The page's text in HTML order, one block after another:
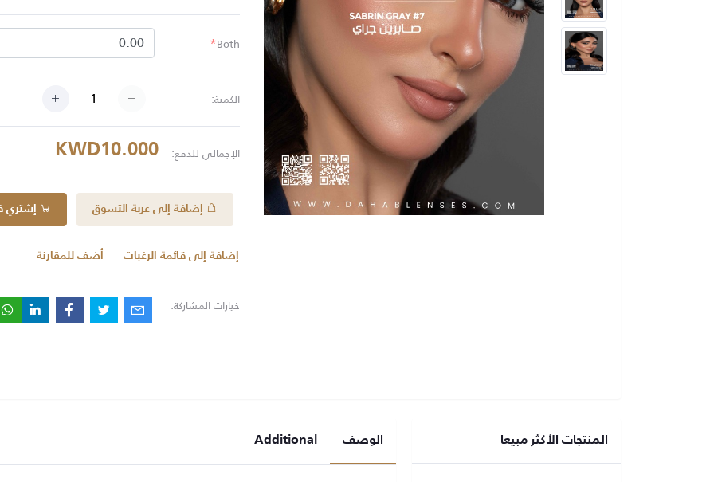
Both
*
الكمية:
الإجمالي للدفع: KWD10.000
إضافة إلى عربة التسوق إشتري
إضافة إلى قائمة الرغبات أضف للمقارنة
خيارات المشاركة:
المنتجات الأكثر مبيعا الوصف Additional